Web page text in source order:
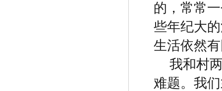
的，常常
些年纪大
生活依然
我和村
难题。我